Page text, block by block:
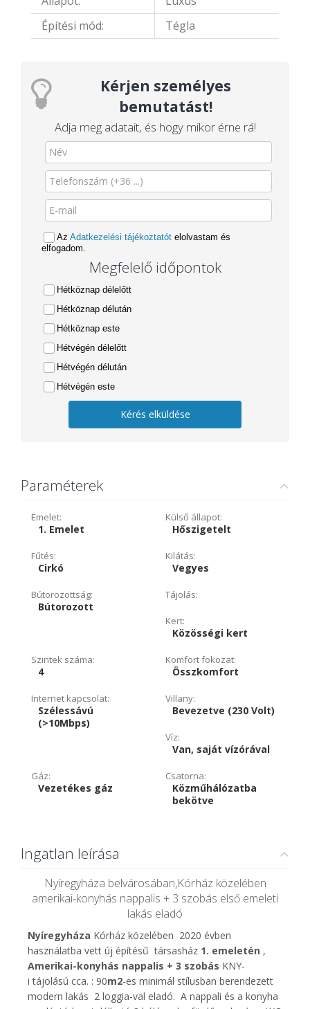
Építési mód:
Tégla
Kérjen személyes
bemutatást!
Adja meg adatait, és hogy mikor érne rá!
Az Adatkezelési tájékoztatót elolvastam és
elfogadom.
Megfelelő időpontok
Hétköznap délelőtt
Hétköznap délután
Hétköznap este
Hétvégén délelőtt
Hétvégén délután
Hétvégén este
Kérés elküldése
Paraméterek
Emelet:
1. Emelet
Külső állapot:
Hőszigetelt
Fűtés:
Cirkó
Kilátás:
Vegyes
Bútorozottság:
Bútorozott
Tájolás:
Kert:
Közösségi kert
Szintek száma:
4
Komfort fokozat:
Összkomfort
Internet kapcsolat:
Szélessávú
(>10Mbps)
Villany:
Bevezetve (230 Volt)
Víz:
Van, saját vízórával
Gáz:
Vezetékes gáz
Csatorna:
Közműhálózatba
bekötve
Ingatlan leírása
Nyíregyháza belvárosában,Kórház közelében
amerikai-konyhás nappalis + 3 szobás első emeleti
lakás eladó
Nyíregyháza Kórház közelében 2020 évben
használatba vett új építésű társasház 1. emeletén ,
Amerikai-konyhás nappalis + 3 szobás KNY-
i tájolású cca. : 90m2-es minimál stílusban berendezett
modern lakás 2 loggia-val eladó. A nappali és a konyha